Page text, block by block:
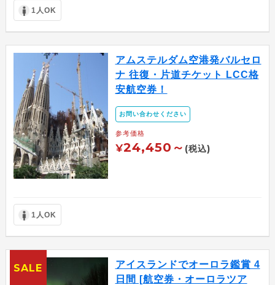
1人OK
アムステルダム空港発バルセロ
ナ 往復・片道チケット LCC格
安航空券！
お問い合わせください
参考価格
¥24,450～ (税込)
1人OK
アイスランドでオーロラ鑑賞 4
日間 [航空券・オーロラツア
SALE